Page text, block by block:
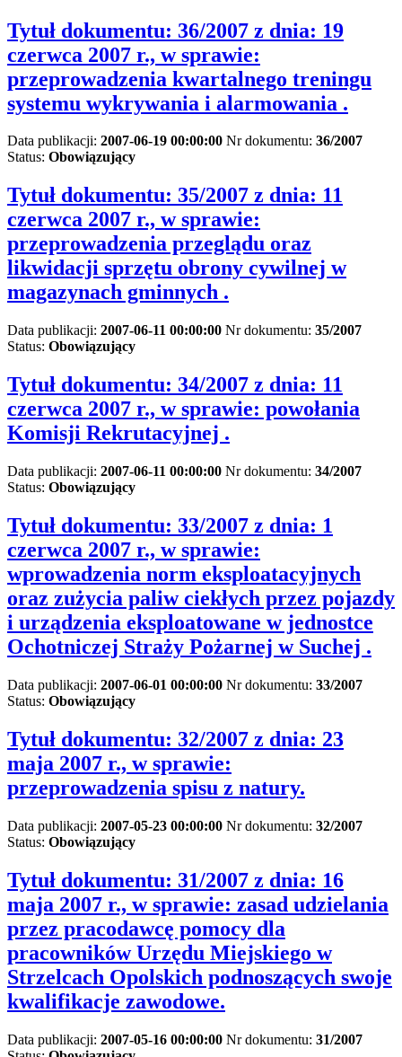
Tytuł dokumentu: 36/2007 z dnia: 19
czerwca 2007 r., w sprawie:
przeprowadzenia kwartalnego treningu
systemu wykrywania i alarmowania .
Data publikacji: 2007-06-19 00:00:00 Nr dokumentu: 36/2007
Status: Obowiązujący
Tytuł dokumentu: 35/2007 z dnia: 11
czerwca 2007 r., w sprawie:
przeprowadzenia przeglądu oraz
likwidacji sprzętu obrony cywilnej w
magazynach gminnych .
Data publikacji: 2007-06-11 00:00:00 Nr dokumentu: 35/2007
Status: Obowiązujący
Tytuł dokumentu: 34/2007 z dnia: 11
czerwca 2007 r., w sprawie: powołania
Komisji Rekrutacyjnej .
Data publikacji: 2007-06-11 00:00:00 Nr dokumentu: 34/2007
Status: Obowiązujący
Tytuł dokumentu: 33/2007 z dnia: 1
czerwca 2007 r., w sprawie:
wprowadzenia norm eksploatacyjnych
oraz zużycia paliw ciekłych przez pojazdy
i urządzenia eksploatowane w jednostce
Ochotniczej Straży Pożarnej w Suchej .
Data publikacji: 2007-06-01 00:00:00 Nr dokumentu: 33/2007
Status: Obowiązujący
Tytuł dokumentu: 32/2007 z dnia: 23
maja 2007 r., w sprawie:
przeprowadzenia spisu z natury.
Data publikacji: 2007-05-23 00:00:00 Nr dokumentu: 32/2007
Status: Obowiązujący
Tytuł dokumentu: 31/2007 z dnia: 16
maja 2007 r., w sprawie: zasad udzielania
przez pracodawcę pomocy dla
pracowników Urzędu Miejskiego w
Strzelcach Opolskich podnoszących swoje
kwalifikacje zawodowe.
Data publikacji: 2007-05-16 00:00:00 Nr dokumentu: 31/2007